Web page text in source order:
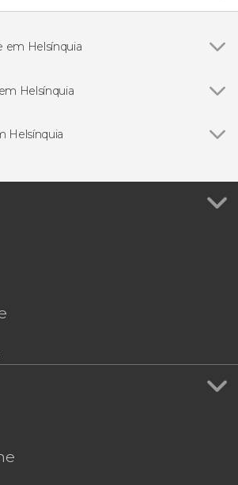
em Helsínquia
Helsínquia
dia
Helsínquia
de Helsinki
lago congelado
Nacional Nuuksio
por Helsinki